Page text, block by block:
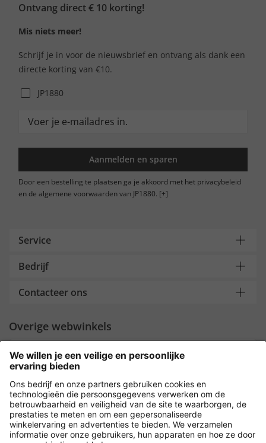
Ontvang direct € 10 korting!
Mis niets meer!
Schrijf je in voor de nieuwsbrief en ontvang als dank een
directe korting van €10.
JP1880
Aanmelden en sparen
Door een bestelling te plaatsen ga je akkoord met het privacybeleid
en de algemene voorwaarden van JP1880. [+]
Service
Bedrijf
Contacteer ons
Overige webwinkels
Nederland
Payment and Delivery
Versleuteling met